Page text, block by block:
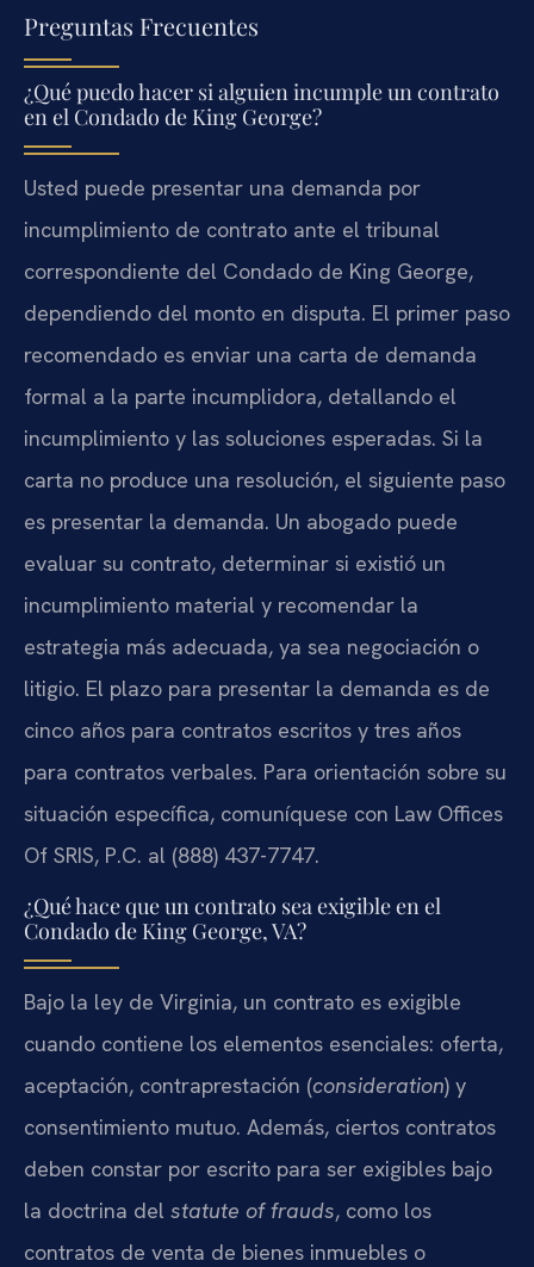
Preguntas Frecuentes
¿Qué puedo hacer si alguien incumple un contrato
en el Condado de King George?
Usted puede presentar una demanda por
incumplimiento de contrato ante el tribunal
correspondiente del Condado de King George,
dependiendo del monto en disputa. El primer paso
recomendado es enviar una carta de demanda
formal a la parte incumplidora, detallando el
incumplimiento y las soluciones esperadas. Si la
carta no produce una resolución, el siguiente paso
es presentar la demanda. Un abogado puede
evaluar su contrato, determinar si existió un
incumplimiento material y recomendar la
estrategia más adecuada, ya sea negociación o
litigio. El plazo para presentar la demanda es de
cinco años para contratos escritos y tres años
para contratos verbales. Para orientación sobre su
situación específica, comuníquese con Law Offices
Of SRIS, P.C. al (888) 437-7747.
¿Qué hace que un contrato sea exigible en el
Condado de King George, VA?
Bajo la ley de Virginia, un contrato es exigible
cuando contiene los elementos esenciales: oferta,
aceptación, contraprestación (consideration) y
consentimiento mutuo. Además, ciertos contratos
deben constar por escrito para ser exigibles bajo
la doctrina del statute of frauds, como los
contratos de venta de bienes inmuebles o